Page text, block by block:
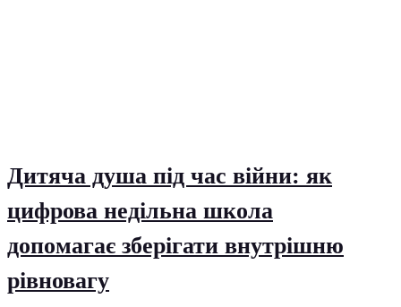
Дитяча душа під час війни: як
цифрова недільна школа
допомагає зберігати внутрішню
рівновагу